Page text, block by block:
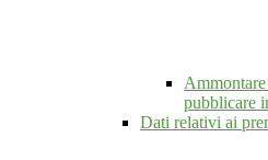
pubblicare
Dati relativi ai